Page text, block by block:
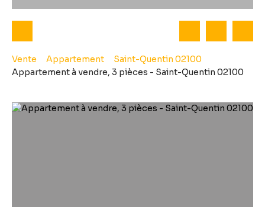
Vente Appartement
Saint-Quentin 02100
Appartement à vendre, 3 pièces - Saint-Quentin 02100